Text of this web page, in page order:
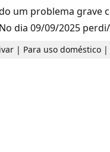
um problema
dia 09/09/2025
| Para uso doméstico